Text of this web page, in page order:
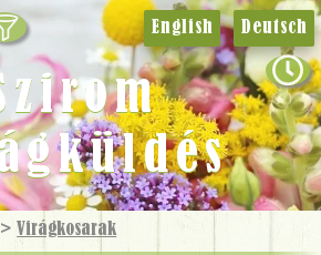
> Virág­kosarak
English Deutsch